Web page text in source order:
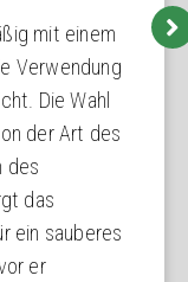
mit einem
Verwendung
Die Wahl
der Art des
des
das
ein sauberes
er